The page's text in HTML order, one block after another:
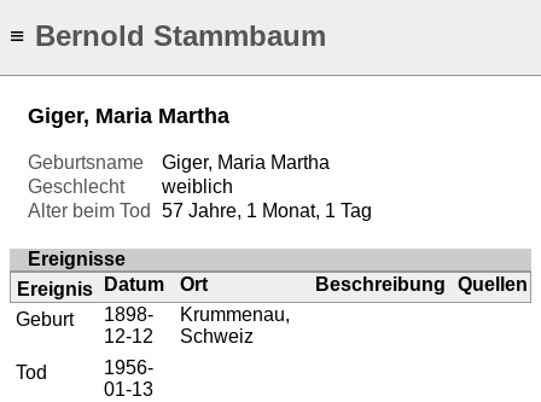
≡ Bernold Stammbaum
Giger, Maria Martha
Geburtsname
Giger, Maria Martha
Geschlecht
weiblich
Alter beim Tod
57 Jahre, 1 Monat, 1 Tag
Ereignisse
Ereignis
Datum Ort Beschreibung
Quellen
Geburt
1898-
12-12
Krummenau,
Schweiz
Tod
1956-
01-13